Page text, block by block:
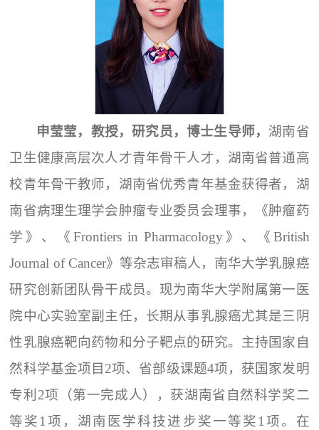
申莹莹，教授，研究员，博士生导师， 湖南省
卫生健康高层次人才青年骨干人才，湖南省普通高
校青年骨干教师，湖南省优秀青年基金获得者，湖
南省病理生理学会肿瘤专业委员会理事，《肿瘤药
学》、《Frontiers in Pharmacology》、《British
Journal of Cancer》等杂志审稿人，南华大学乳腺癌
研究创新团队骨干成员。现为南华大学附属第一医
院中心实验室副主任，长期从事乳腺癌尤其是三阴
性乳腺癌靶向药物和分子靶点的研究。主持国家自
然科学基金项目2项、省部级课题4项，获国家发明
专利2项（第一完成人），获湖南省自然科学奖二
等奖1项，湖南医学科技进步奖一等奖1项。在